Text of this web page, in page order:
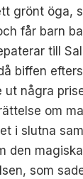
grönt öga,
får barn
till
biffen
några
om
i slutna
den
som